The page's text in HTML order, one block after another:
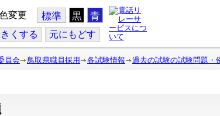
変更 標準 黒 青
きくする 元にもどす
員会 鳥取県職員採用 各試験情報 過去の試験の試験問題・